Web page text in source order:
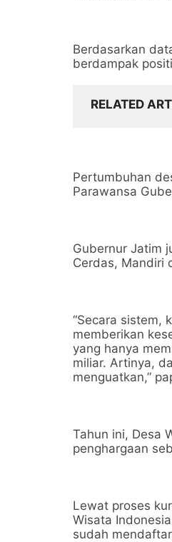
Berdasarkan
berdampak
RELATED
Pertumbuhan
Parawansa
Gubernur Jatim
Cerdas, Mandiri
“Secara sistem,
memberikan
yang hanya
miliar. Artinya,
menguatkan,”
Tahun ini, Desa
penghargaan
Lewat proses
Wisata
sudah